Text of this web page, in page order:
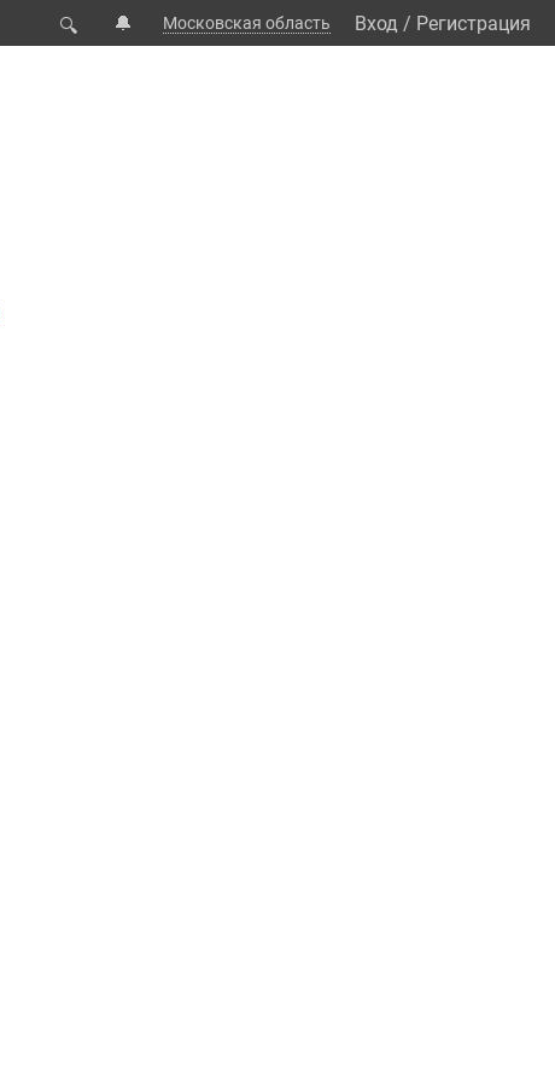
🔍 🔔 Московская область Вход / Регистрация